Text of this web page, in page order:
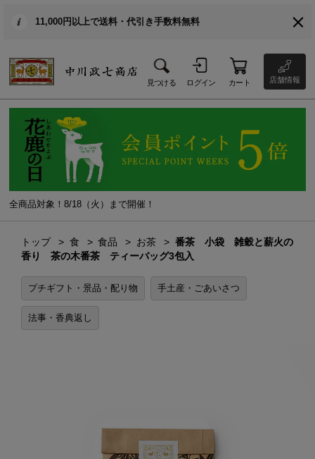
11,000円以上で送料・代引き手数料無料
見つける ログイン カート 店舗情報
全商品対象！8/18（火）まで開催！
トップ 食 食品 お茶
番茶 小袋 雑穀と薪火の
香り 茶の木番茶 ティーバッグ3包入
プチギフト・景品・配り物 手土産・ごあいさつ
法事・香典返し